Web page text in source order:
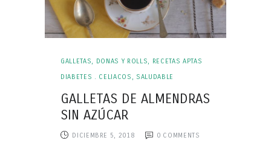
GALLETAS, DONAS Y ROLLS,
RECETAS APTAS
DIABETES . CELIACOS , SALUDABLE
GALLETAS DE ALMENDRAS
SIN AZÚCAR
DICIEMBRE 5, 2018 0 COMMENTS